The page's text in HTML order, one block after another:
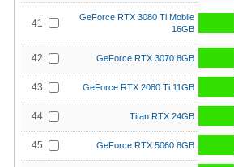
41
GeForce RTX 3080 Ti Mobile
16GB
42 GeForce RTX 3070 8GB
43 GeForce RTX 2080 Ti 11GB
44 Titan RTX 24GB
45 GeForce RTX 5060 8GB